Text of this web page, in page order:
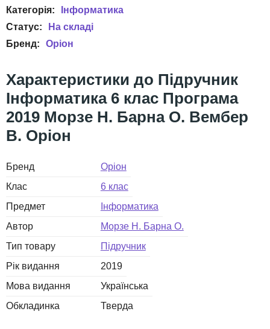
Інформатика
Оріон
Підручник
Інформатика 6 клас Програма
2019 Морзе Н. Барна О. Вембер
В. Оріон
Бренд
Оріон
Клас
6 клас
Предмет
Інформатика
Автор
Морзе Н. Барна О.
Тип товару
Підручник
Рік видання
2019
Мова видання
Українська
Обкладинка
Тверда